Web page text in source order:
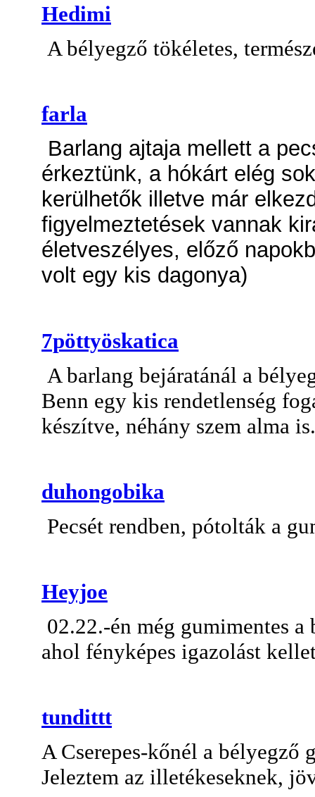
Hedimi
A bélyegző tökéletes,
farla
Barlang ajtaja mellett a
érkeztünk, a hókárt elég
kerülhetők illetve már
figyelmeztetések vannak
életveszélyes, előző
volt egy kis dagonya)
7pöttyöskatica
A barlang bejáratánál a
Benn egy kis rendetlenség
készítve, néhány szem alma
duhongobika
Pecsét rendben, pótolták a
Heyjoe
02.22.-én még gumimentes
ahol fényképes igazolást
tundittt
A Cserepes-kőnél a
Jeleztem az illetékeseknek,